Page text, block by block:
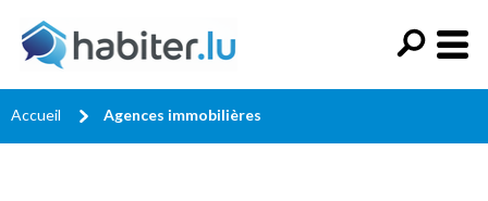
Accueil Agences immobilières